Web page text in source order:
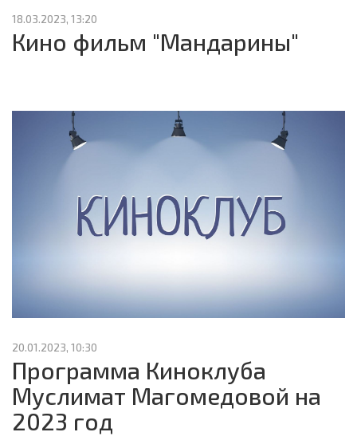
18.03.2023, 13:20
Кино фильм "Мандарины"
20.01.2023, 10:30
Программа Киноклуба
Муслимат Магомедовой на
2023 год